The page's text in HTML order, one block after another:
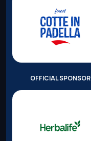
OFFICIAL SPONSOR